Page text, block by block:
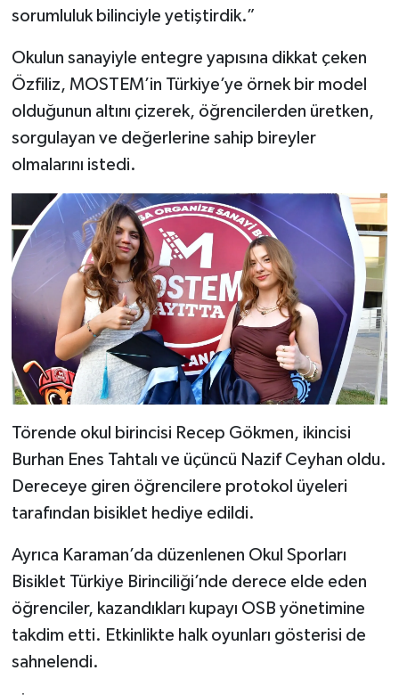
sorumluluk bilinciyle yetiştirdik.”
Okulun sanayiyle entegre yapısına dikkat çeken
Özfiliz, MOSTEM’in Türkiye’ye örnek bir model
olduğunun altını çizerek, öğrencilerden üretken,
sorgulayan ve değerlerine sahip bireyler
olmalarını istedi.
Törende okul birincisi Recep Gökmen, ikincisi
Burhan Enes Tahtalı ve üçüncü Nazif Ceyhan oldu.
Dereceye giren öğrencilere protokol üyeleri
tarafından bisiklet hediye edildi.
Ayrıca Karaman’da düzenlenen Okul Sporları
Bisiklet Türkiye Birinciliği’nde derece elde eden
öğrenciler, kazandıkları kupayı OSB yönetimine
takdim etti. Etkinlikte halk oyunları gösterisi de
sahnelendi.